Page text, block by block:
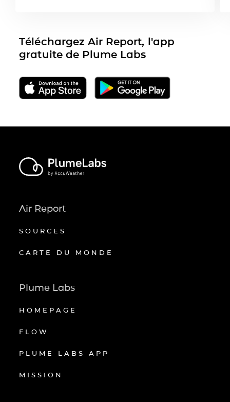
Téléchargez Air Report, l'app
gratuite de Plume Labs
Air Report
SOURCES
CARTE DU MONDE
Plume Labs
HOMEPAGE
FLOW
PLUME LABS APP
MISSION